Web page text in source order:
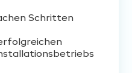
Schritten